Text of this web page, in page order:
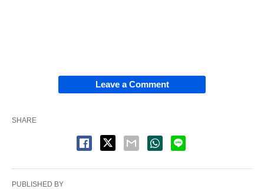
Leave a Comment
SHARE
PUBLISHED BY